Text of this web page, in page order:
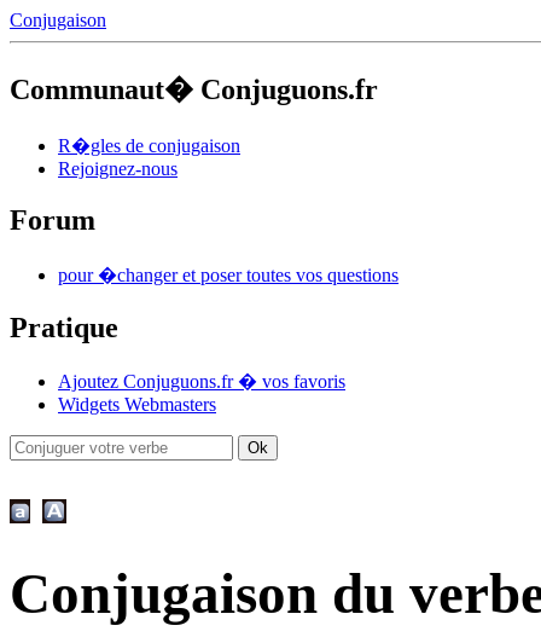
Conjugaison
Communaut� Conjuguons.fr
R�gles de conjugaison
Rejoignez-nous
Forum
pour �changer et poser toutes vos questions
Pratique
Ajoutez Conjuguons.fr � vos favoris
Widgets Webmasters
Conjugaison du